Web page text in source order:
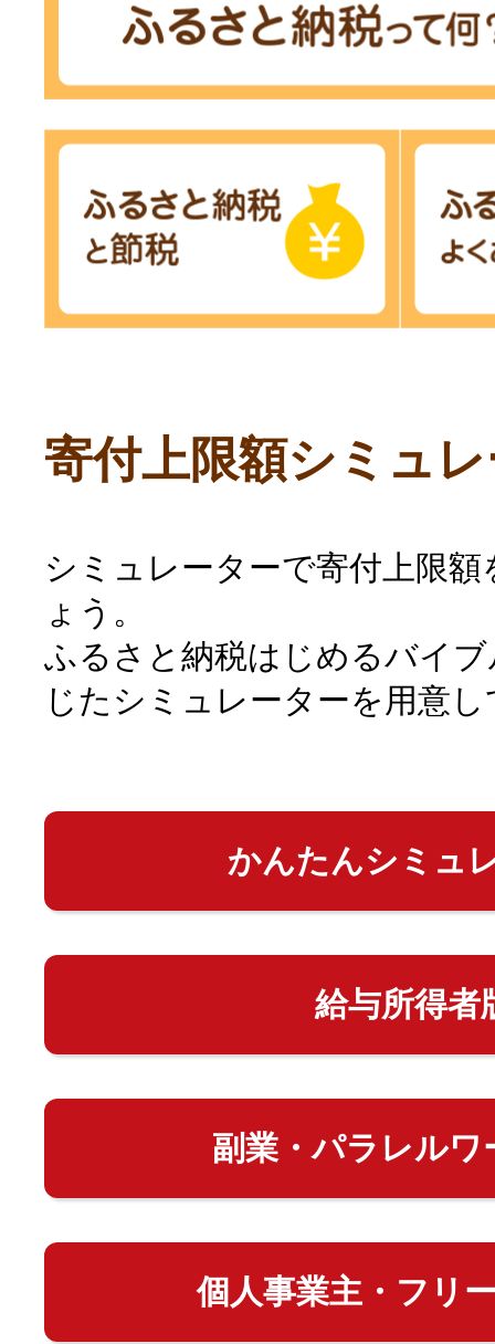
寄付上限額シミュ
シミュレーターで寄付上限
ょう。
ふるさと納税はじめるバイ
じたシミュレーターを用意
かんたんシミュ
給与所得者
副業・パラレルワ
個人事業主・フリ